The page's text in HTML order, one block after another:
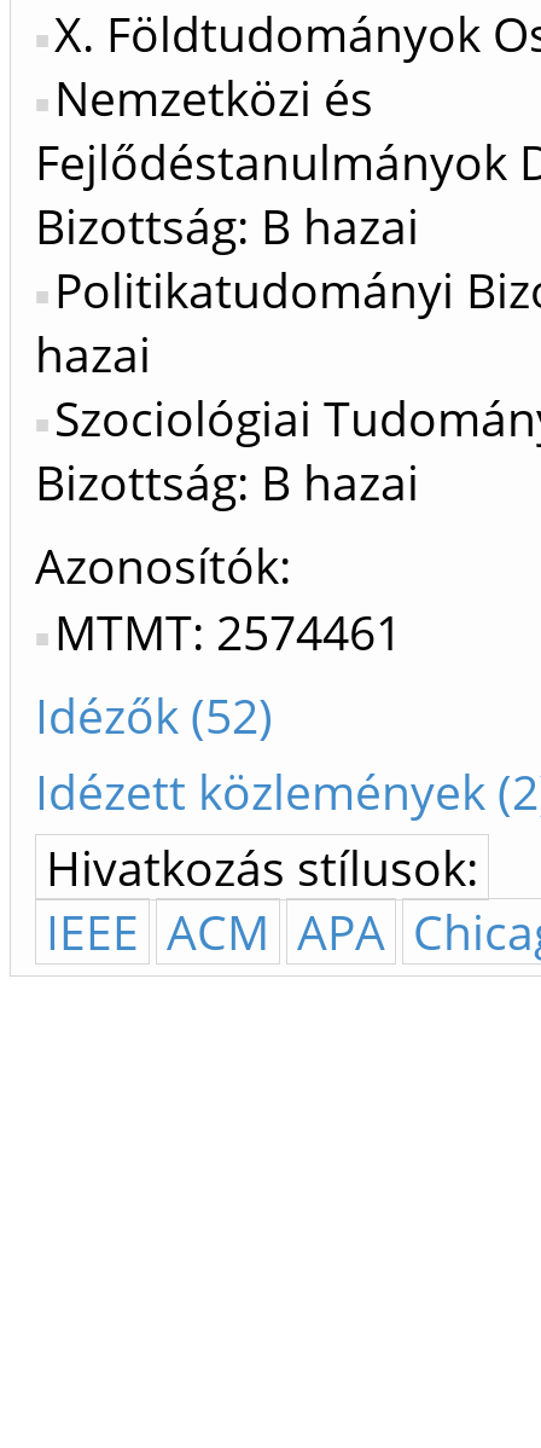
X. Földtudományok
Nemzetközi és
Fejlődéstanulmányok
Bizottság: B hazai
Politikatudományi
hazai
Szociológiai
Bizottság: B hazai
Azonosítók
MTMT: 2574461
Idézők (52)
Idézett közlemények
Hivatkozás stílusok:
IEEE ACM APA